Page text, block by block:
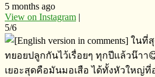
5 months ago
View on Instagram |
5/6